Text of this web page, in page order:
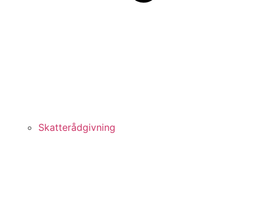
Skatterådgivning